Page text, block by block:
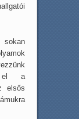
el a
elsős